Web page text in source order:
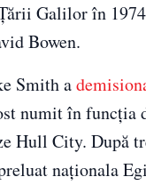
Galilor în
Bowen.
Smith a
numit în funcția
Hull City. După
naționala